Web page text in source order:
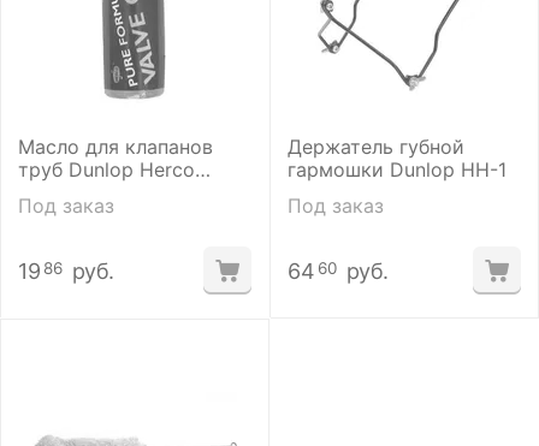
Масло для клапанов
труб Dunlop Herco
HE448SI
Под заказ
19 86 руб.
Держатель губной
гармошки Dunlop HH-1
Под заказ
64 60 руб.